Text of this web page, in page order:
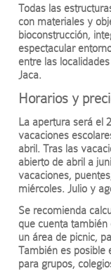
Todas las
con materiales y
bioconstrucción,
espectacular
entre las
Jaca.
Horarios y
La apertura será el
vacaciones
abril. Tras las
abierto de abril a
vacaciones,
miércoles. Julio y
Se recomienda
que cuenta
un área de picnic,
También es posible
para grupos,